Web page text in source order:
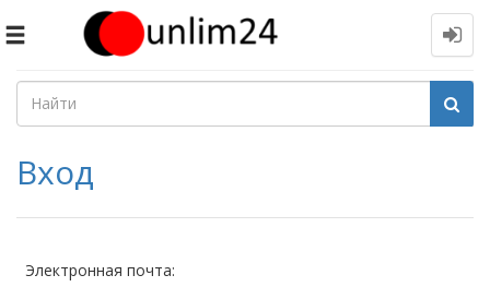
Toggle
navigation
Вход
Электронная почта: